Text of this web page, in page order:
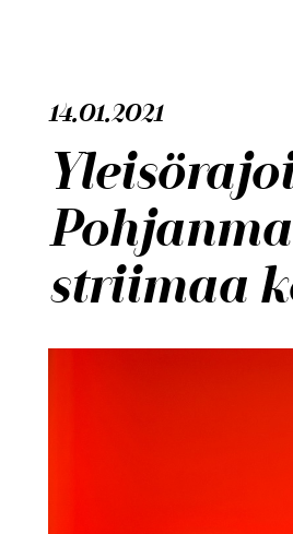
14.01.2021
striimaa